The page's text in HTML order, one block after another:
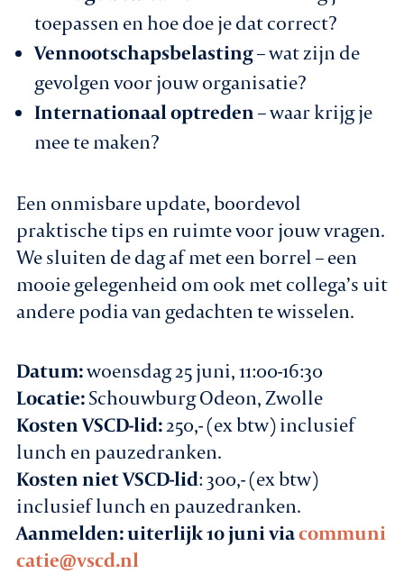
toepassen en hoe doe je dat correct?
Vennootschapsbelasting– wat zijn de
gevolgen voor jouw organisatie?
Internationaal optreden– waar krijg je
mee te maken?
Een onmisbare update, boordevol
praktische tips en ruimte voor jouw vragen.
We sluiten de dag af met een borrel – een
mooie gelegenheid om ook met collega’s uit
andere podia van gedachten te wisselen.
Datum:woensdag 25 juni, 11:00-16:30
Locatie:Schouwburg Odeon, Zwolle
Kosten VSCD-lid:250,- (ex btw) inclusief
lunch en pauzedranken.
Kosten niet VSCD-lid: 300,- (ex btw)
inclusief lunch en pauzedranken.
Aanmelden:uiterlijk 10 juni viacommuni
catie@vscd.nl